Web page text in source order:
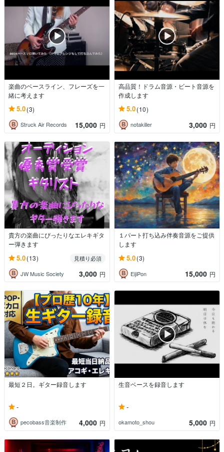
楽曲のベースライン、フレーズを一
緒に考えます
5.0(3)
Struck Air Records 15,000 円
高品質！ドラム音源・ビート音源を
作成します
5.0(10)
notakiller 3,000 円
貴方の楽曲にぴったりなエレキギタ
ー弾きます
5.0(13)
見積り必須
JW Music Society
3,000 円
１パート打ち込み伴奏音源をご提供
します
5.0(3)
EijiPon 15,000 円
最短２日。ギター録音します
-
pecobass音楽制作 4,000 円
生音ベースを録音します
-
okamoto_shou 5,000 円